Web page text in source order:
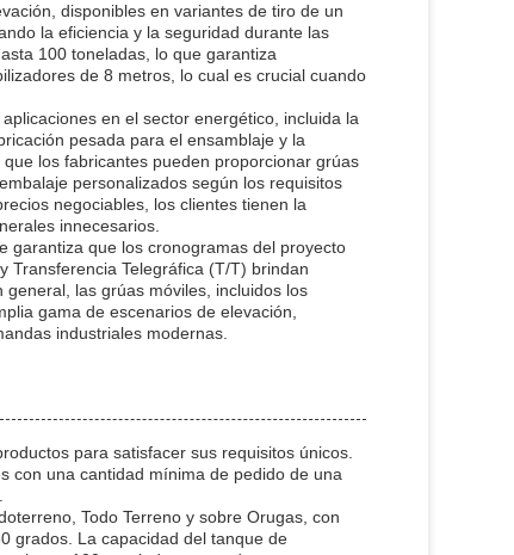
disponibles en variantes de tiro de un
la eficiencia y la seguridad durante las
100 toneladas, lo que garantiza
de 8 metros, lo cual es crucial cuando
en el sector energético, incluida la
pesada para el ensamblaje y la
los fabricantes pueden proporcionar grúas
personalizados según los requisitos
negociables, los clientes tienen la
innecesarios.
garantiza que los cronogramas del proyecto
Transferencia Telegráfica (T/T) brindan
las grúas móviles, incluidos los
gama de escenarios de elevación,
industriales modernas.
para satisfacer sus requisitos únicos.
con una cantidad mínima de pedido de una
Todo Terreno y sobre Orugas, con
grados. La capacidad del tanque de